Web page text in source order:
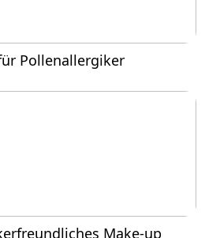
Pollenallergiker
Make-up